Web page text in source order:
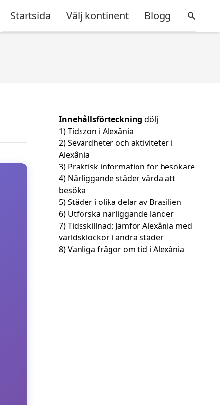
Startsida Välj kontinent Blogg
Innehållsförteckning dölj
1)Tidszon i Alexânia
2)Sevärdheter och aktiviteter i
Alexânia
3) Praktisk information för besökare
4) Närliggande städer värda att
besöka
5)Städer i olika delar av Brasilien
6) Utforska närliggande länder
7)Tidsskillnad: Jämför Alexânia med
världsklockor i andra städer
8)Vanliga frågor om tid i Alexânia